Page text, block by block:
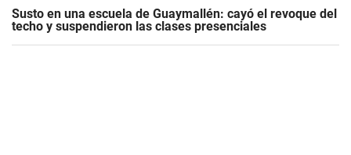
Susto en una escuela de Guaymallén: cayó el revoque del
techo y suspendieron las clases presenciales